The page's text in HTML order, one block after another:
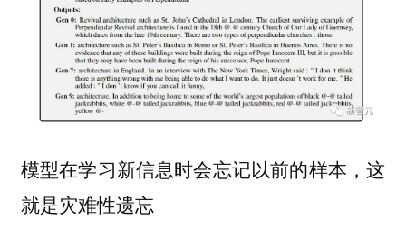
模型在学习新信息时会忘记以前的样本，这
就是灾难性遗忘